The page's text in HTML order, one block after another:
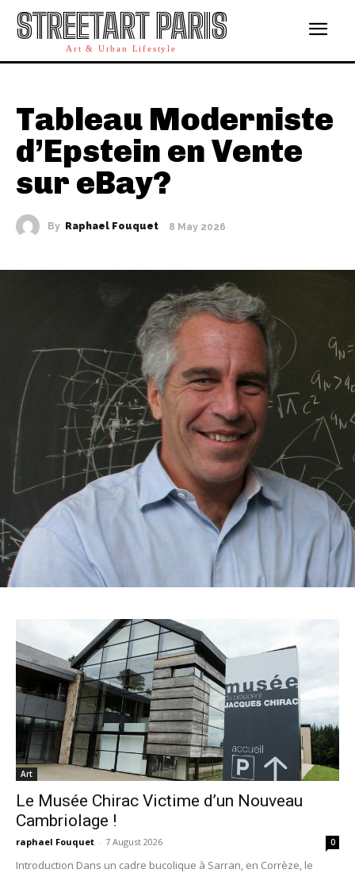
STREETART PARIS
Art & Urban Lifestyle
Tableau Moderniste
d’Epstein en Vente
sur eBay?
By Raphael Fouquet 8 May 2026
Art
Le Musée Chirac Victime d’un Nouveau
Cambriolage !
raphael Fouquet - 7 August 2026 0
Introduction Dans un cadre bucolique à Sarran, en Corrèze, le